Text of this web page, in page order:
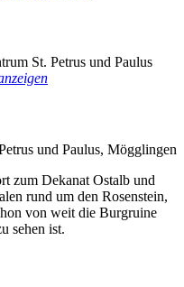
St. Petrus und Paulus
und Paulus, Mögglingen
zum Dekanat Ostalb und
rund um den Rosenstein,
von weit die Burgruine
sehen ist.